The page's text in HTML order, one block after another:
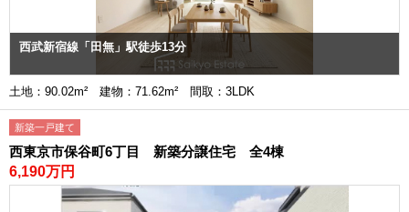
西武新宿線「田無」駅徒歩13分
土地：90.02m² 建物：71.62m² 間取：3LDK
新築一戸建て
西東京市保谷町6丁目 新築分譲住宅 全4棟
6,190万円